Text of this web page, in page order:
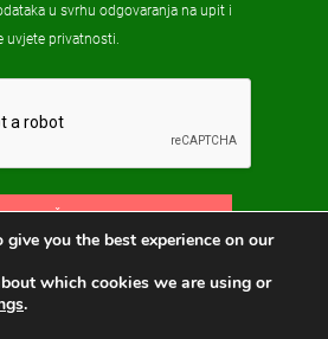
u svrhu odgovaranja na upit i
uvjete privatnosti
POŠALJI
you the best experience on our
which cookies we are using or
.